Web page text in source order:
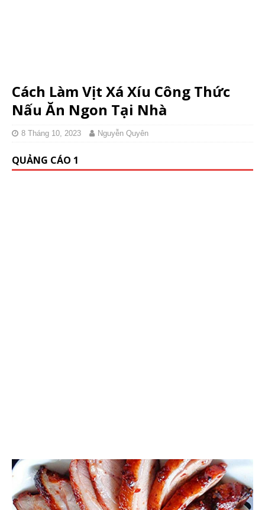
Cách Làm Vịt Xá Xíu Công Thức
Nấu Ăn Ngon Tại Nhà
8 Tháng 10, 2023 Nguyễn Quyên
QUẢNG CÁO 1